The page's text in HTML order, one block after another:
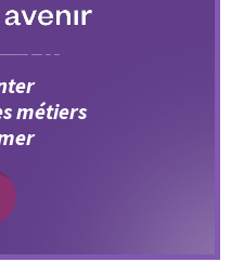
métiers